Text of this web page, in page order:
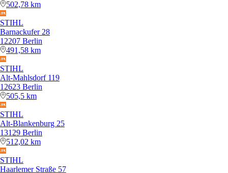
502,78 km
STIHL
Barnackufer 28
12207 Berlin
491,58 km
STIHL
Alt-Mahlsdorf 119
12623 Berlin
505,5 km
STIHL
Alt-Blankenburg 25
13129 Berlin
512,02 km
STIHL
Haarlemer Straße 57